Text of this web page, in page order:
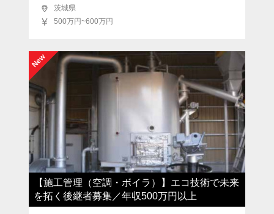
茨城県
500万円~600万円
【施工管理（空調・ボイラ）】エコ技術で未来
を拓く後継者募集／年収500万円以上
New